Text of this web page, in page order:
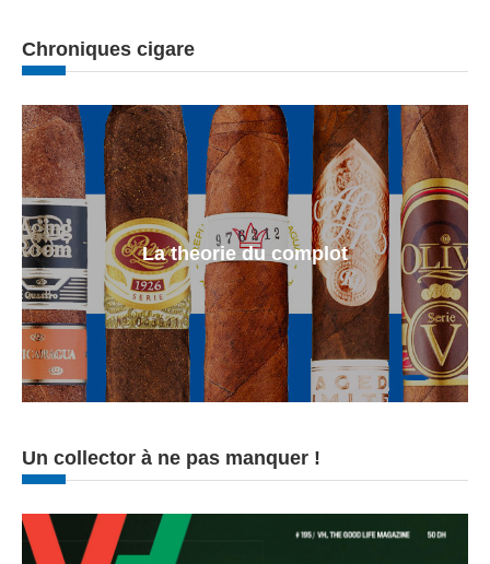
Chroniques cigare
La theorie du complot
Un collector à ne pas manquer !